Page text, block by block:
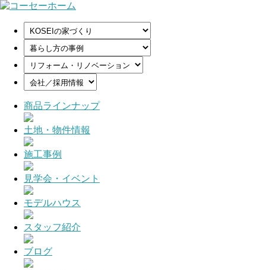
商品ラインナップ
土地・物件情報
施工事例
見学会・イベント
モデルハウス
スタッフ紹介
ブログ